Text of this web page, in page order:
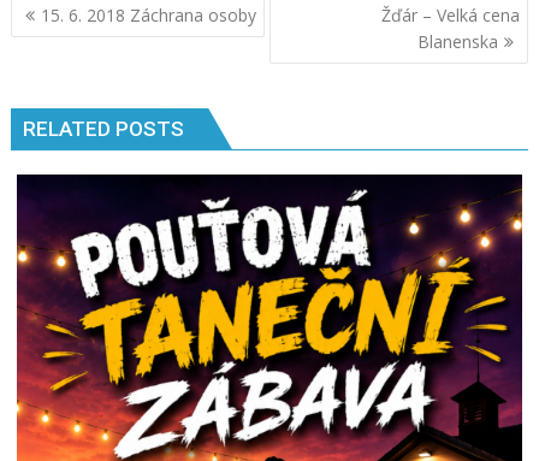
Navigace
pro
15. 6. 2018 Záchrana osoby
Žďár – Velká cena
Blanenska
RELATED POSTS